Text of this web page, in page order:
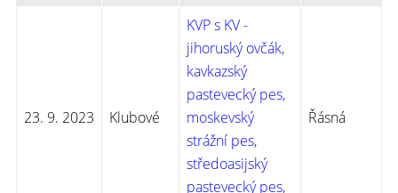
23. 9. 2023 Klubové
KVP s KV -
jihoruský ovčák,
kavkazský
pastevecký pes,
moskevský
strážní pes,
středoasijský
pastevecký pes,
Řásná